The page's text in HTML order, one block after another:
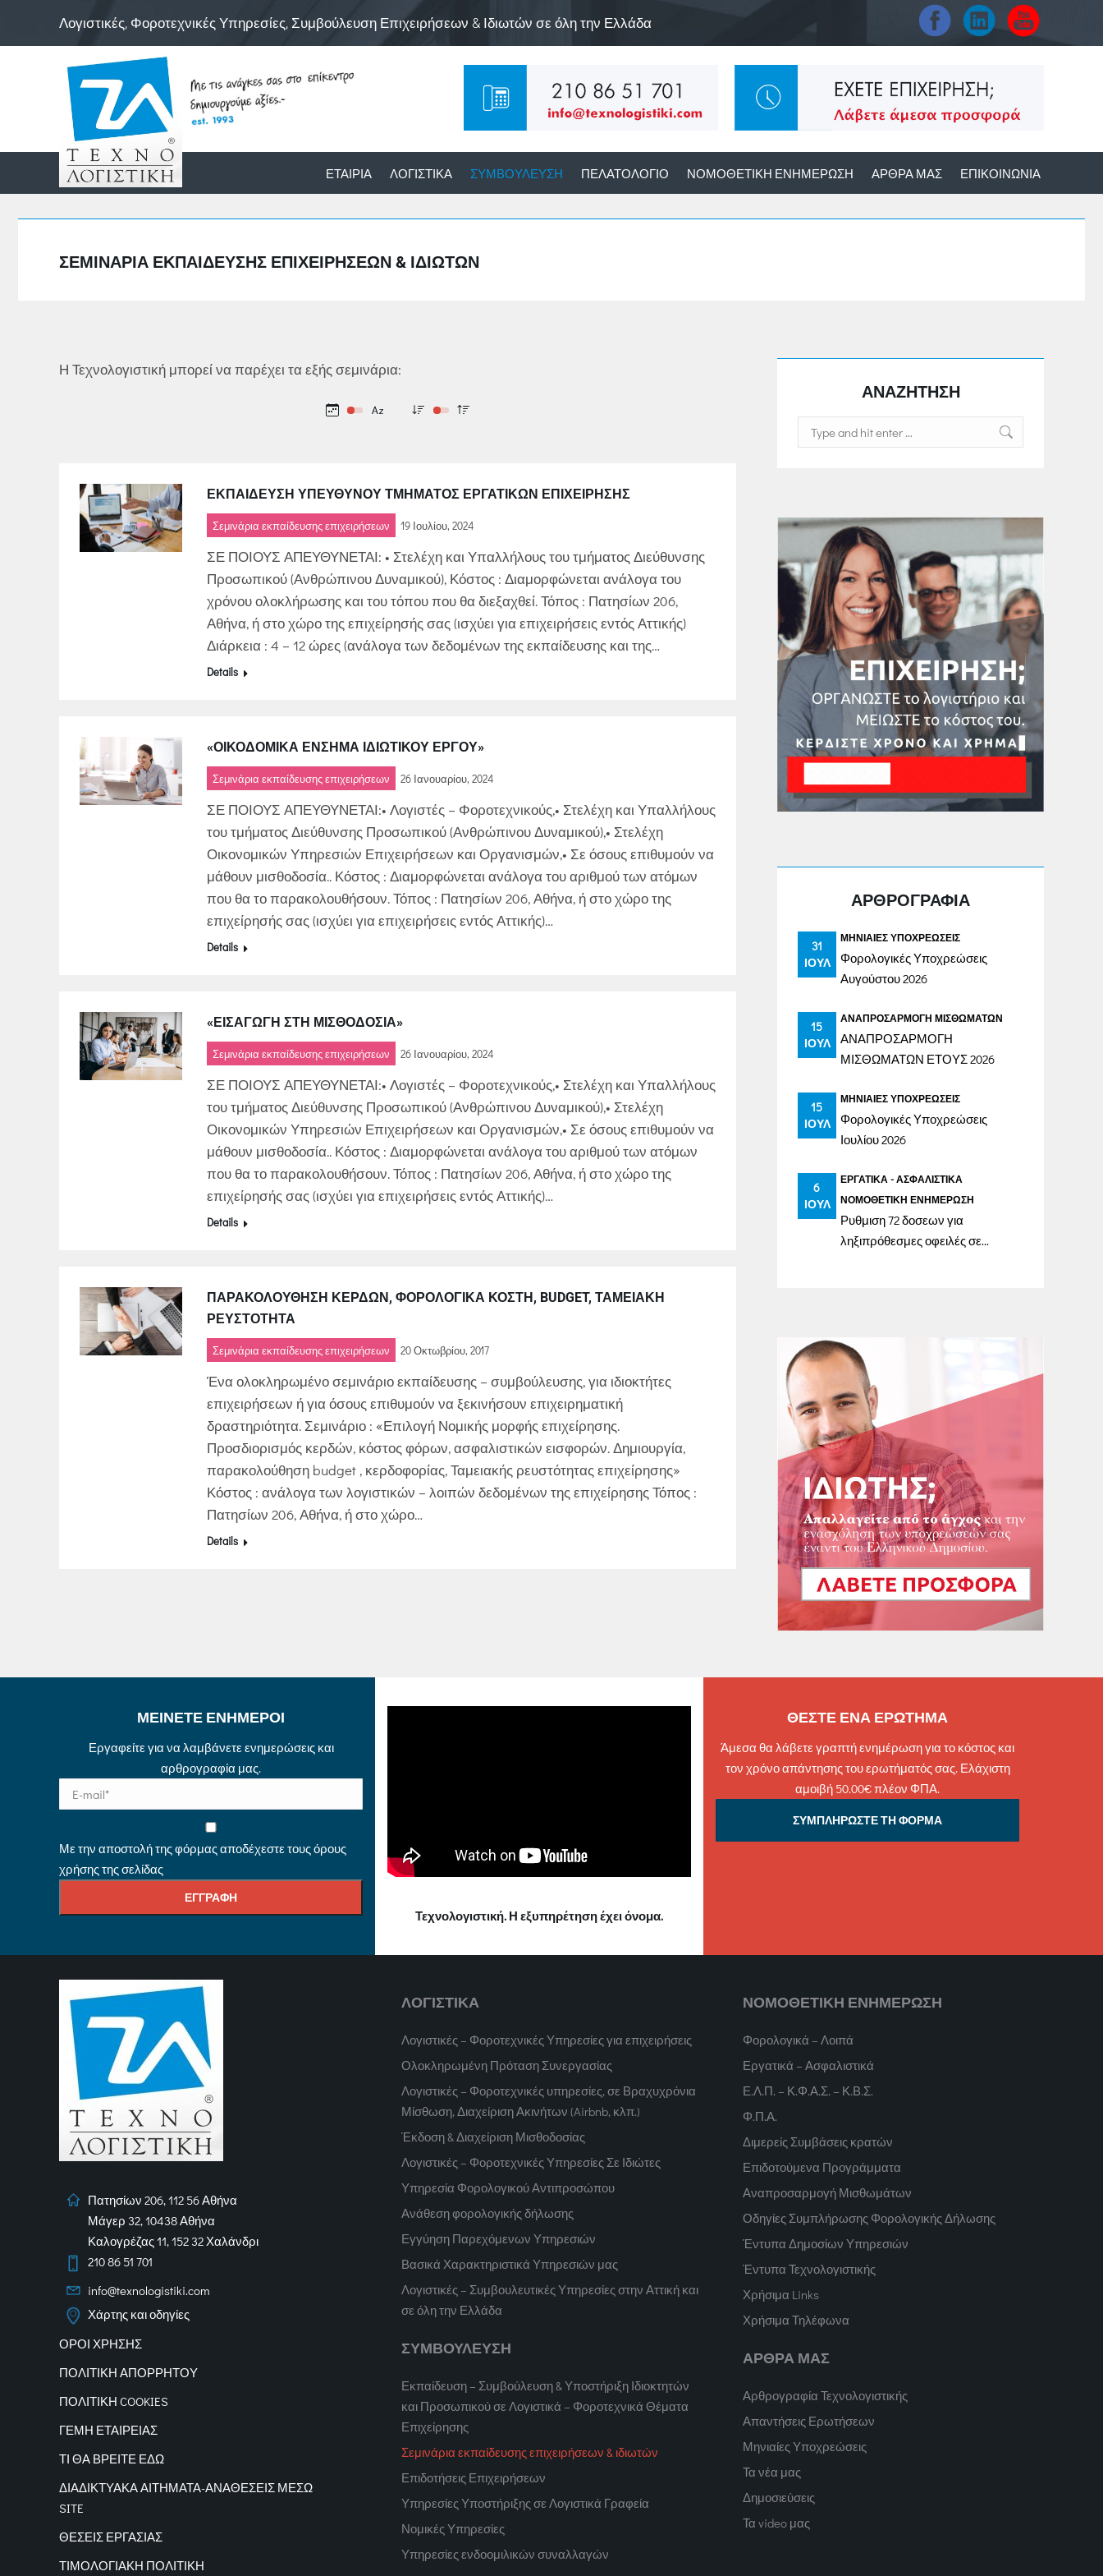
Λογιστικές, Φοροτεχνικές Υπηρεσίες, Συμβούλευση Επιχειρήσεων & Ιδιωτών σε όλη την Ελλάδα
ΕΤΑΙΡΊΑ ΛΟΓΙΣΤΙΚΆ ΣΥΜΒΟΎΛΕΥΣΗ ΠΕΛΑΤΟΛΌΓΙΟ ΝΟΜΟΘΕΤΙΚΉ ΕΝΗΜΈΡΩΣΗ ΆΡΘΡΑ ΜΑΣ ΕΠΙΚΟΙΝΩΝΊΑ
ΣΕΜΙΝΆΡΙΑ ΕΚΠΑΊΔΕΥΣΗΣ ΕΠΙΧΕΙΡΉΣΕΩΝ & ΙΔΙΩΤΏΝ
Η Τεχνολογιστική μπορεί να παρέχει τα εξής σεμινάρια:
ΕΚΠΑΙΔΕΥΣΗ ΥΠΕΥΘΥΝΟΥ ΤΜΗΜΑΤΟΣ ΕΡΓΑΤΙΚΩΝ ΕΠΙΧΕΙΡΗΣΗΣ
Σεμινάρια εκπαίδευσης επιχειρήσεων 19 Ιουλίου, 2024
ΣΕ ΠΟΙΟΥΣ ΑΠΕΥΘΥΝΕΤΑΙ: • Στελέχη και Υπαλλήλους του τμήματος Διεύθυνσης
Προσωπικού (Ανθρώπινου Δυναμικού), Κόστος : Διαμορφώνεται ανάλογα του
χρόνου ολοκλήρωσης και του τόπου που θα διεξαχθεί. Τόπος : Πατησίων 206,
Αθήνα, ή στο χώρο της επιχείρησής σας (ισχύει για επιχειρήσεις εντός Αττικής)
Διάρκεια : 4 – 12 ώρες (ανάλογα των δεδομένων της εκπαίδευσης και της…
Details
«ΟΙΚΟΔΟΜΙΚΑ ΕΝΣΗΜΑ ΙΔΙΩΤΙΚΟΥ ΕΡΓΟΥ»
Σεμινάρια εκπαίδευσης επιχειρήσεων 26 Ιανουαρίου, 2024
ΣΕ ΠΟΙΟΥΣ ΑΠΕΥΘΥΝΕΤΑΙ:• Λογιστές – Φοροτεχνικούς,• Στελέχη και Υπαλλήλους
του τμήματος Διεύθυνσης Προσωπικού (Ανθρώπινου Δυναμικού),• Στελέχη
Οικονομικών Υπηρεσιών Επιχειρήσεων και Οργανισμών,• Σε όσους επιθυμούν να
μάθουν μισθοδοσία.. Κόστος : Διαμορφώνεται ανάλογα του αριθμού των ατόμων
που θα το παρακολουθήσουν. Τόπος : Πατησίων 206, Αθήνα, ή στο χώρο της
επιχείρησής σας (ισχύει για επιχειρήσεις εντός Αττικής)…
Details
«ΕΙΣΑΓΩΓΗ ΣΤΗ ΜΙΣΘΟΔΟΣΙΑ»
Σεμινάρια εκπαίδευσης επιχειρήσεων 26 Ιανουαρίου, 2024
ΣΕ ΠΟΙΟΥΣ ΑΠΕΥΘΥΝΕΤΑΙ:• Λογιστές – Φοροτεχνικούς,• Στελέχη και Υπαλλήλους
του τμήματος Διεύθυνσης Προσωπικού (Ανθρώπινου Δυναμικού),• Στελέχη
Οικονομικών Υπηρεσιών Επιχειρήσεων και Οργανισμών,• Σε όσους επιθυμούν να
μάθουν μισθοδοσία.. Κόστος : Διαμορφώνεται ανάλογα του αριθμού των ατόμων
που θα το παρακολουθήσουν. Τόπος : Πατησίων 206, Αθήνα, ή στο χώρο της
επιχείρησής σας (ισχύει για επιχειρήσεις εντός Αττικής)…
Details
ΠΑΡΑΚΟΛΟΎΘΗΣΗ ΚΕΡΔΏΝ, ΦΟΡΟΛΟΓΙΚΆ ΚΌΣΤΗ, BUDGET, ΤΑΜΕΙΑΚΉ
ΡΕΥΣΤΌΤΗΤΑ
Σεμινάρια εκπαίδευσης επιχειρήσεων 20 Οκτωβρίου, 2017
Ένα ολοκληρωμένο σεμινάριο εκπαίδευσης – συμβούλευσης, για ιδιοκτήτες
επιχειρήσεων ή για όσους επιθυμούν να ξεκινήσουν επιχειρηματική
δραστηριότητα. Σεμινάριο : «Επιλογή Νομικής μορφής επιχείρησης.
Προσδιορισμός κερδών, κόστος φόρων, ασφαλιστικών εισφορών. Δημιουργία,
παρακολούθηση budget , κερδοφορίας, Ταμειακής ρευστότητας επιχείρησης»
Κόστος : ανάλογα των λογιστικών – λοιπών δεδομένων της επιχείρησης Τόπος :
Πατησίων 206, Αθήνα, ή στο χώρο…
Details
ΑΝΑΖΗΤΗΣΗ
Search:
ΑΡΘΡΟΓΡΑΦΙΑ
31
ΙΟΎΛ
ΜΗΝΙΑΊΕΣ ΥΠΟΧΡΕΏΣΕΙΣ
Φορολογικές Υποχρεώσεις
Αυγούστου 2026
15
ΙΟΎΛ
ΑΝΑΠΡΟΣΑΡΜΟΓΉ ΜΙΣΘΩΜΆΤΩΝ
ΑΝΑΠΡΟΣΑΡΜΟΓΗ
ΜΙΣΘΩΜΑΤΩΝ ΕΤΟΥΣ 2026
15
ΙΟΎΛ
ΜΗΝΙΑΊΕΣ ΥΠΟΧΡΕΏΣΕΙΣ
Φορολογικές Υποχρεώσεις
Ιουλίου 2026
6
ΙΟΎΛ
ΕΡΓΑΤΙΚΆ - ΑΣΦΑΛΙΣΤΙΚΆ
ΝΟΜΟΘΕΤΙΚΉ ΕΝΗΜΈΡΩΣΗ
Ρυθμιση 72 δοσεων για
ληξιπρόθεσμες οφειλές σε
ΜΕΙΝΕΤΕ ΕΝΗΜΕΡΟΙ
Εργαφείτε για να λαμβάνετε ενημερώσεις και
αρθρογραφία μας.
Με την αποστολή της φόρμας αποδέχεστε τους όρους
χρήσης της σελίδας
Τεχνολογιστική. Η εξυπηρέτηση έχει όνομα.
ΘΕΣΤΕ ΕΝΑ ΕΡΩΤΗΜΑ
Άμεσα θα λάβετε γραπτή ενημέρωση για το κόστος και
τον χρόνο απάντησης του ερωτήματός σας. Ελάχιστη
αμοιβή 50.00€ πλέον ΦΠΑ.
ΣΥΜΠΛΗΡΩΣΤΕ ΤΗ ΦΟΡΜΑ
Πατησίων 206, 112 56 Αθήνα
Μάγερ 32, 10438 Αθήνα
Καλογρέζας 11, 152 32 Χαλάνδρι
210 86 51 701
info@texnologistiki.com
Χάρτης και οδηγίες
ΟΡΟΙ ΧΡΗΣΗΣ
ΠΟΛΙΤΙΚΗ ΑΠΟΡΡΗΤΟΥ
ΠΟΛΙΤΙΚΗ COOKIES
ΓΕΜΗ ΕΤΑΙΡΕΙΑΣ
ΤΙ ΘΑ ΒΡΕΙΤΕ ΕΔΩ
ΔΙΑΔΙΚΤΥΑΚΑΑΙΤΗΜΑΤΑ-ΑΝΑΘΕΣΕΙΣ ΜΕΣΩ
SITE
ΘΕΣΕΙΣ ΕΡΓΑΣΙΑΣ
ΤΙΜΟΛΟΓΙΑΚΗ ΠΟΛΙΤΙΚΗ
ΛΟΓΙΣΤΙΚΑ
Λογιστικές – Φοροτεχνικές Υπηρεσίες για επιχειρήσεις
Ολοκληρωμένη Πρόταση Συνεργασίας
Λογιστικές – Φοροτεχνικές υπηρεσίες, σε Βραχυχρόνια
Μίσθωση, Διαχείριση Ακινήτων (Airbnb, κλπ.)
Έκδοση & Διαχείριση Μισθοδοσίας
Λογιστικές – Φοροτεχνικές Υπηρεσίες Σε Ιδιώτες
Υπηρεσία Φορολογικού Αντιπροσώπου
Ανάθεση φορολογικής δήλωσης
Εγγύηση Παρεχόμενων Υπηρεσιών
Βασικά Χαρακτηριστικά Υπηρεσιών μας
Λογιστικές – Συμβουλευτικές Υπηρεσίες στην Αττική και
σε όλη την Ελλάδα
ΣΥΜΒΟΥΛΕΥΣΗ
Εκπαίδευση – Συμβούλευση & Υποστήριξη Ιδιοκτητών
και Προσωπικού σε Λογιστικά – Φοροτεχνικά Θέματα
Επιχείρησης
Σεμινάρια εκπαίδευσης επιχειρήσεων & ιδιωτών
Επιδοτήσεις Επιχειρήσεων
Υπηρεσίες Υποστήριξης σε Λογιστικά Γραφεία
Νομικές Υπηρεσίες
Υπηρεσίες ενδοομιλικών συναλλαγών
ΝΟΜΟΘΕΤΙΚΗ ΕΝΗΜΕΡΩΣΗ
Φορολογικά – Λοιπά
Εργατικά – Ασφαλιστικά
Ε.Λ.Π. – Κ.Φ.Α.Σ. – Κ.Β.Σ.
Φ.Π.Α.
Διμερείς Συμβάσεις κρατών
Επιδοτούμενα Προγράμματα
Αναπροσαρμογή Μισθωμάτων
Οδηγίες Συμπλήρωσης Φορολογικής Δήλωσης
Έντυπα Δημοσίων Υπηρεσιών
Έντυπα Τεχνολογιστικής
Χρήσιμα Links
Χρήσιμα Τηλέφωνα
ΑΡΘΡΑ ΜΑΣ
Αρθρογραφία Τεχνολογιστικής
Απαντήσεις Ερωτήσεων
Μηνιαίες Υποχρεώσεις
Τα νέα μας
Δημοσιεύσεις
Τα video μας